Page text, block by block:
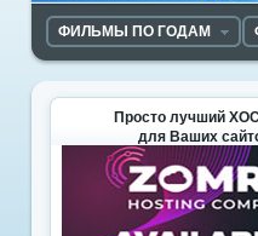
ФИЛЬМЫ ПО ГОДАМ
Просто лучший
для Ваших